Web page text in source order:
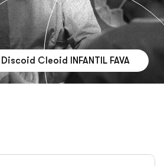
Cleoid INFANTIL FAVA